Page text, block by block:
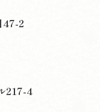
47-2
217-4